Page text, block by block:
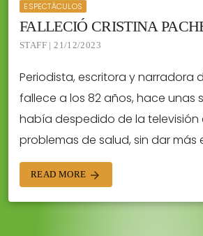
ESPECTÁCULOS
FALLECIÓ CRISTINA
STAFF | 21/12/2023
Periodista, escritora y narradora
fallece a los 82 años, hace unas
había despedido de la
problemas de salud, sin dar más
READ MORE arrow_forward